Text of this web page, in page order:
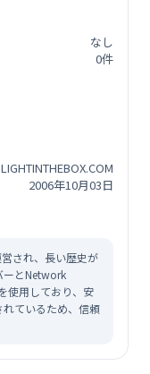
なし
0件
LIGHTINTHEBOX.COM
2006年10月03日
され、長い歴史が
ーとNetwork
使用しており、安
ているため、信頼